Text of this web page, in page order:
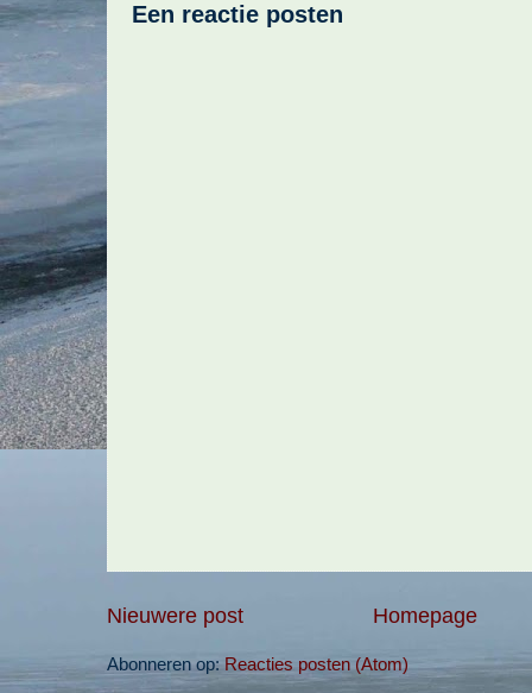
Een reactie posten
Nieuwere post Homepage
Abonneren op: Reacties posten (Atom)